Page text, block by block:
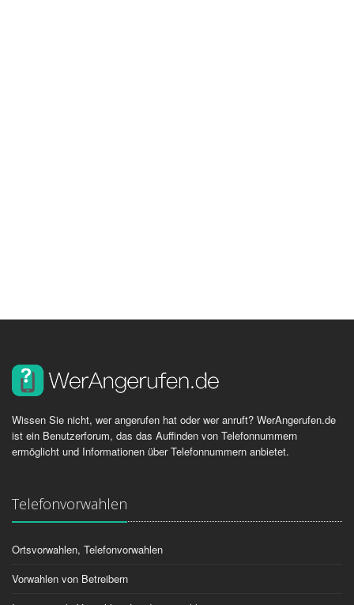
Wissen Sie nicht, wer angerufen hat oder wer anruft? WerAngerufen.de
ist ein Benutzerforum, das das Auffinden von Telefonnummern
ermöglicht und Informationen über Telefonnummern anbietet.
Telefonvorwahlen
Ortsvorwahlen, Telefonvorwahlen
Vorwahlen von Betreibern